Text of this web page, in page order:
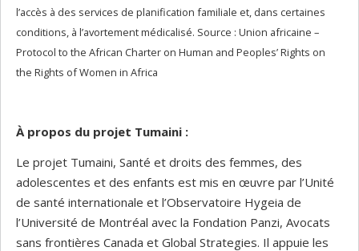
l’accès à des services de planification familiale et, dans certaines
conditions, à l’avortement médicalisé. Source : Union africaine –
Protocol to the African Charter on Human and Peoples’ Rights on
the Rights of Women in Africa
À propos du projet Tumaini :
Le projet Tumaini, Santé et droits des femmes, des
adolescentes et des enfants est mis en œuvre par l’Unité
de santé internationale et l’Observatoire Hygeia de
l’Université de Montréal avec la Fondation Panzi, Avocats
sans frontières Canada et Global Strategies. Il appuie les